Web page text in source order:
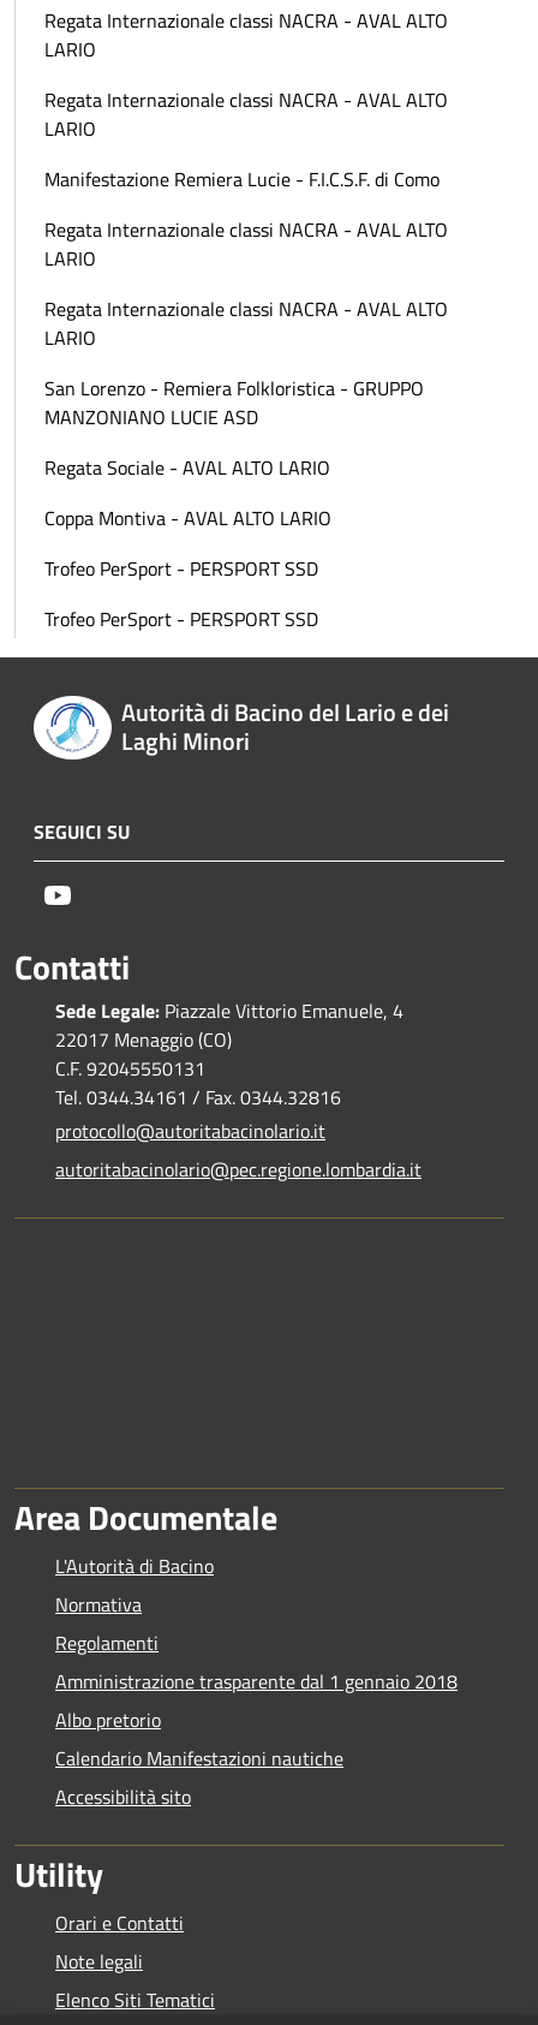
Regata Internazionale classi NACRA - AVAL ALTO
LARIO
Regata Internazionale classi NACRA - AVAL ALTO
LARIO
Manifestazione Remiera Lucie - F.I.C.S.F. di Como
Regata Internazionale classi NACRA - AVAL ALTO
LARIO
Regata Internazionale classi NACRA - AVAL ALTO
LARIO
San Lorenzo - Remiera Folkloristica - GRUPPO
MANZONIANO LUCIE ASD
Regata Sociale - AVAL ALTO LARIO
Coppa Montiva - AVAL ALTO LARIO
Trofeo PerSport - PERSPORT SSD
Trofeo PerSport - PERSPORT SSD
Autorità di Bacino del Lario e dei
Laghi Minori
SEGUICI SU
Contatti
Sede Legale: Piazzale Vittorio Emanuele, 4
22017 Menaggio (CO)
C.F. 92045550131
Tel. 0344.34161 / Fax. 0344.32816
protocollo@autoritabacinolario.it
autoritabacinolario@pec.regione.lombardia.it
Area Documentale
L'Autorità di Bacino
Normativa
Regolamenti
Amministrazione trasparente dal 1 gennaio 2018
Albo pretorio
Calendario Manifestazioni nautiche
Accessibilità sito
Utility
Orari e Contatti
Note legali
Elenco Siti Tematici